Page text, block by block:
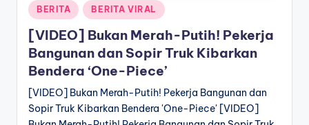
k
n
Posted
in
BERITA BERITA VIRAL
[VIDEO] Bukan Merah-Putih! Pekerja
Bangunan dan Sopir Truk Kibarkan
Bendera ‘One-Piece’
[VIDEO] Bukan Merah-Putih! Pekerja Bangunan dan
Sopir Truk Kibarkan Bendera 'One-Piece' [VIDEO]